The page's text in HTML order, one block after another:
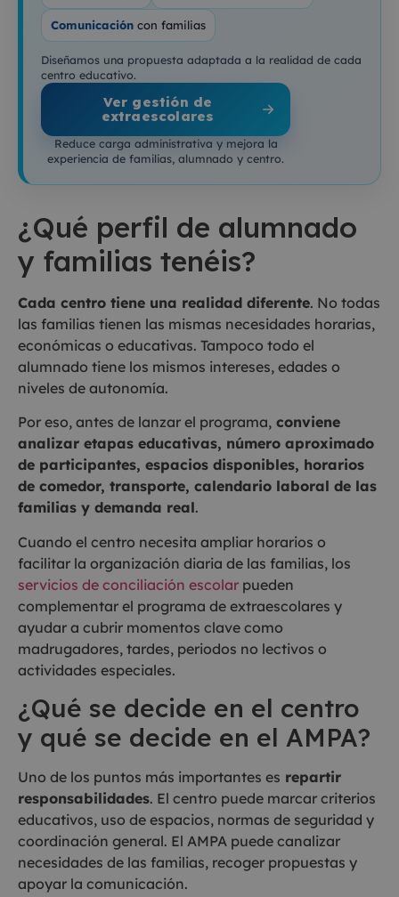
Comunicación con familias
Diseñamos una propuesta adaptada a la realidad de cada
centro educativo.
Ver gestión de
extraescolares
Reduce carga administrativa y mejora la
experiencia de familias, alumnado y centro.
¿Qué perfil de alumnado
y familias tenéis?
Cada centro tiene una realidad diferente. No todas
las familias tienen las mismas necesidades horarias,
económicas o educativas. Tampoco todo el
alumnado tiene los mismos intereses, edades o
niveles de autonomía.
Por eso, antes de lanzar el programa, conviene
analizar etapas educativas, número aproximado
de participantes, espacios disponibles, horarios
de comedor, transporte, calendario laboral de las
familias y demanda real.
Cuando el centro necesita ampliar horarios o
facilitar la organización diaria de las familias, los
servicios de conciliación escolar pueden
complementar el programa de extraescolares y
ayudar a cubrir momentos clave como
madrugadores, tardes, periodos no lectivos o
actividades especiales.
¿Qué se decide en el centro
y qué se decide en el AMPA?
Uno de los puntos más importantes es repartir
responsabilidades. El centro puede marcar criterios
educativos, uso de espacios, normas de seguridad y
coordinación general. El AMPA puede canalizar
necesidades de las familias, recoger propuestas y
apoyar la comunicación.